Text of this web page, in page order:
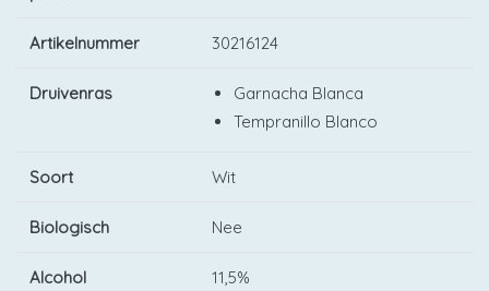
Artikelnummer 30216124
Druivenras
Garnacha Blanca
Tempranillo Blanco
Soort Wit
Biologisch Nee
Alcohol 11,5%